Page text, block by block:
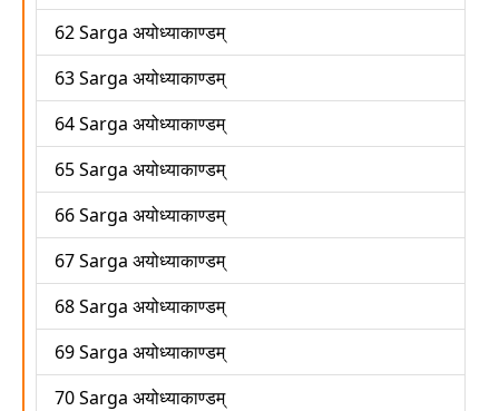
62 Sarga अयोध्याकाण्डम्
63 Sarga अयोध्याकाण्डम्
64 Sarga अयोध्याकाण्डम्
65 Sarga अयोध्याकाण्डम्
66 Sarga अयोध्याकाण्डम्
67 Sarga अयोध्याकाण्डम्
68 Sarga अयोध्याकाण्डम्
69 Sarga अयोध्याकाण्डम्
70 Sarga अयोध्याकाण्डम्